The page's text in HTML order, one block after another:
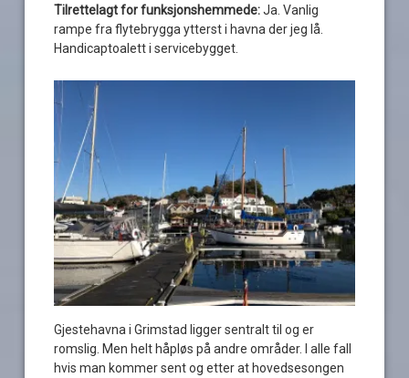
Tilrettelagt for funksjonshemmede:Ja. Vanlig
rampe fra flytebrygga ytterst i havna der jeg lå.
Handicaptoalett i servicebygget.
Gjestehavna i Grimstad ligger sentralt til og er
romslig. Men helt håpløs på andre områder. I alle fall
hvis man kommer sent og etter at hovedsesongen